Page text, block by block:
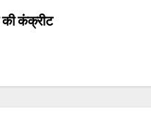
की कंक्रीट